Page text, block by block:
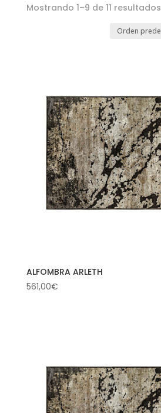
Mostrando 1–9 de 11 resultados
ALFOMBRA ARLETH
561,00€